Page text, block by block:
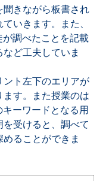
きながら板書され
いきます。また、
が調べたことを記載
ど工夫していま
ト左下のエリアが
す。また授業のは
ーワードとなる用
受けると、調べて
ることができま